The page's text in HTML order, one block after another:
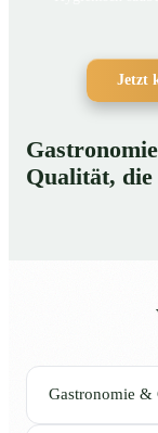
Jetzt
Qualität, die
Gastronomie &